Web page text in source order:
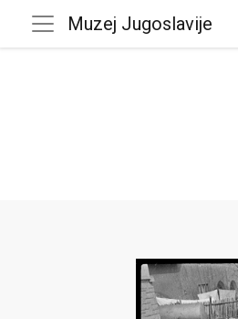
Muzej Jugoslavije